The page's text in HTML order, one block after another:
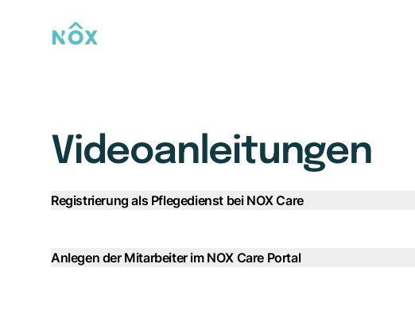
NOX-AAL
Videoanleitungen
Registrierung als Pflegedienst bei NOX Care
Anlegen der Mitarbeiter im NOX Care Portal